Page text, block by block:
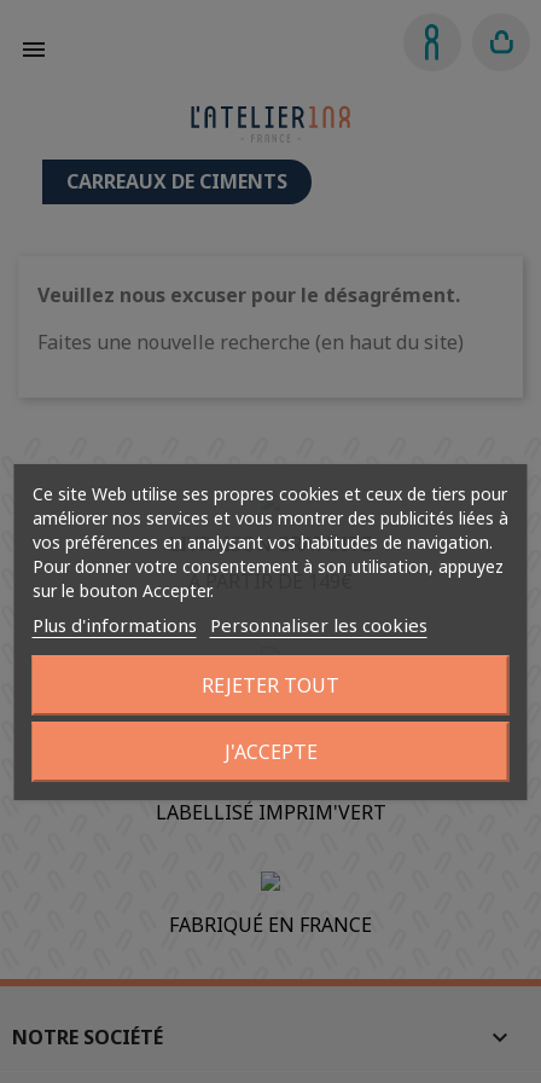

CARREAUX DE CIMENTS
Veuillez nous excuser pour le désagrément.
Faites une nouvelle recherche (en haut du site)
LIVRAISON GRATUITE
À PARTIR DE 149€
PAIEMENT SÉCURISÉ
LABELLISÉ IMPRIM'VERT
FABRIQUÉ EN FRANCE
NOTRE SOCIÉTÉ 
Ce site Web utilise ses propres cookies et ceux de tiers pour
améliorer nos services et vous montrer des publicités liées à
vos préférences en analysant vos habitudes de navigation.
Pour donner votre consentement à son utilisation, appuyez
sur le bouton Accepter.
Plus d'informations Personnaliser les cookies
REJETER TOUT
J'ACCEPTE